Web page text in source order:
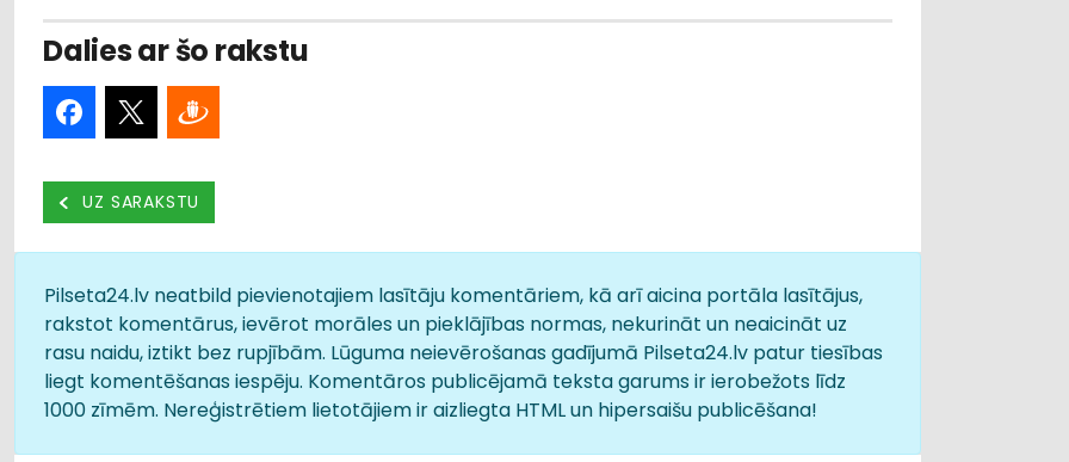
Dalies ar šo rakstu
UZ SARAKSTU
Pilseta24.lv neatbild pievienotajiem lasītāju komentāriem, kā arī aicina portāla lasītājus,
rakstot komentārus, ievērot morāles un pieklājības normas, nekurināt un neaicināt uz
rasu naidu, iztikt bez rupjībām. Lūguma neievērošanas gadījumā Pilseta24.lv patur tiesības
liegt komentēšanas iespēju. Komentāros publicējamā teksta garums ir ierobežots līdz
1000 zīmēm. Nereģistrētiem lietotājiem ir aizliegta HTML un hipersaišu publicēšana!